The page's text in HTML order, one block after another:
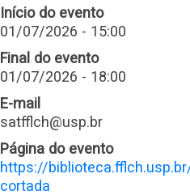
Início do evento
01/07/2026 - 15:00
Final do evento
01/07/2026 - 18:00
E-mail
satfflch@usp.br
Página do evento
https://
cortada